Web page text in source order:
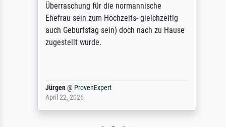
Überraschung für die normannische
Ehefrau sein zum Hochzeits- gleichzeitig
auch Geburtstag sein) doch nach zu Hause
zugestellt wurde.
Jürgen@ProvenExpert
April 22, 2026